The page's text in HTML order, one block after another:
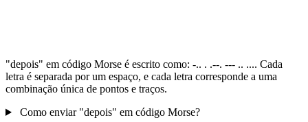
"depois" em código Morse é escrito como: -.. . .--. --- .. .... Cada
letra é separada por um espaço, e cada letra corresponde a uma
combinação única de pontos e traços.
Como enviar "depois" em código Morse?